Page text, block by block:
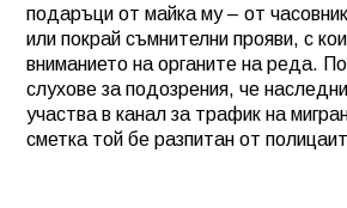
подаръци от майка му – от
или покрай съмнителни прояви, с
вниманието на органите на реда.
слухове за подозрения, че
участва в канал за трафик на
сметка той бе разпитан от